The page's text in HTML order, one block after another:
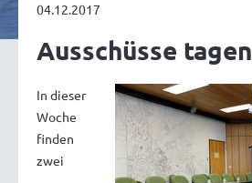
04.12.2017
Ausschüsse tagen
In dieser
Woche
finden
zwei